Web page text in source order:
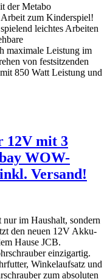
der Metabo
zum Kinderspiel!
leichtes Arbeiten
maximale Leistung im
von festsitzenden
850 Watt Leistung und
12V mit 3
WOW-
Versand!
im Haushalt, sondern
den neuen 12V Akku-
Hause JCB.
einzigartig.
Winkelaufsatz und
zum absoluten